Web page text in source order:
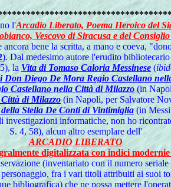
l'Arcadio Liberato, Poema Heroico del
Vescovo di Siracusa e del
bene la scritta, a mano e coeva,
). Dal medesimo autore l'erudito
la Vita di Tomaso Caloria Messinese(
Diego De Mora Regio Castellano
Castellano nella Città di Milazzo(in
di Milazzo(in Napoli, per Salvatore
Stella De Conti di Vintimiglia(in
informatiche, non ho
S. 4, 58), alcun altro esemplare dell'
ARCADIO LIBERATO
digitalizzata con indici
(inventariato con il numero
fra i vari titoli attribuiti ai suoi
bibliografica) che ne possa mettere